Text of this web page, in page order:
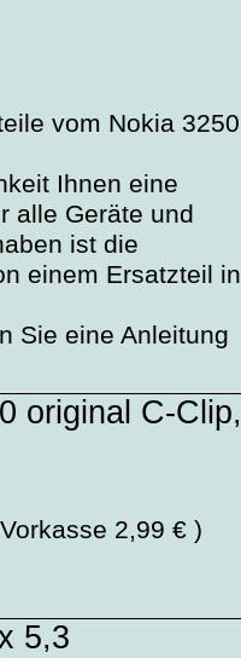
vom Nokia 3250
Ihnen eine
alle Geräte und
ist die
einem Ersatzteil in
Sie eine Anleitung
original C-Clip,
2,99 € )
5,3